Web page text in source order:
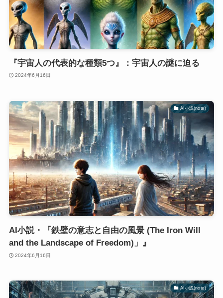
『宇宙人の代表的な種類5つ』：宇宙人の謎に迫る
2024年6月16日
AI小説(note)
AI小説・『鉄壁の意志と自由の風景 (The Iron Will
and the Landscape of Freedom)」』
2024年6月16日
AI小説(note)